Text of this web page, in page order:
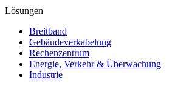
Lösungen
Breitband
Gebäudeverkabelung
Rechenzentrum
Energie, Verkehr & Überwachung
Industrie